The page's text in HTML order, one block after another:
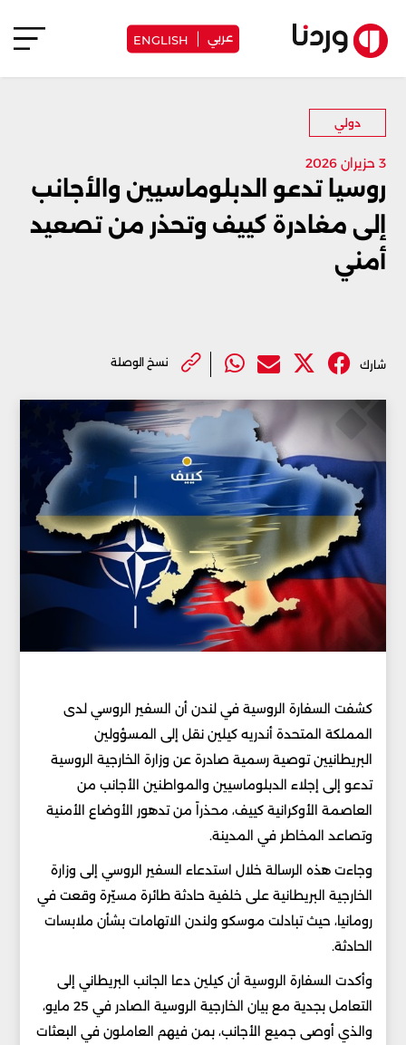
عربي ENGLISH
دولي
3 حزيران 2026
روسيا تدعو الدبلوماسيين والأجانب
إلى مغادرة كييف وتحذر من تصعيد
أمني
شارك نسخ الوصلة
كشفت السفارة الروسية في لندن أن السفير الروسي لدى
المملكة المتحدة أندريه كيلين نقل إلى المسؤولين
البريطانيين توصية رسمية صادرة عن وزارة الخارجية الروسية
تدعو إلى إجلاء الدبلوماسيين والمواطنين الأجانب من
العاصمة الأوكرانية كييف، محذراً من تدهور الأوضاع الأمنية
وتصاعد المخاطر في المدينة.
وجاءت هذه الرسالة خلال استدعاء السفير الروسي إلى وزارة
الخارجية البريطانية على خلفية حادثة طائرة مسيّرة وقعت في
رومانيا، حيث تبادلت موسكو ولندن الاتهامات بشأن ملابسات
الحادثة.
وأكدت السفارة الروسية أن كيلين دعا الجانب البريطاني إلى
التعامل بجدية مع بيان الخارجية الروسية الصادر في 25 مايو،
والذي أوصى جميع الأجانب، بمن فيهم العاملون في البعثات